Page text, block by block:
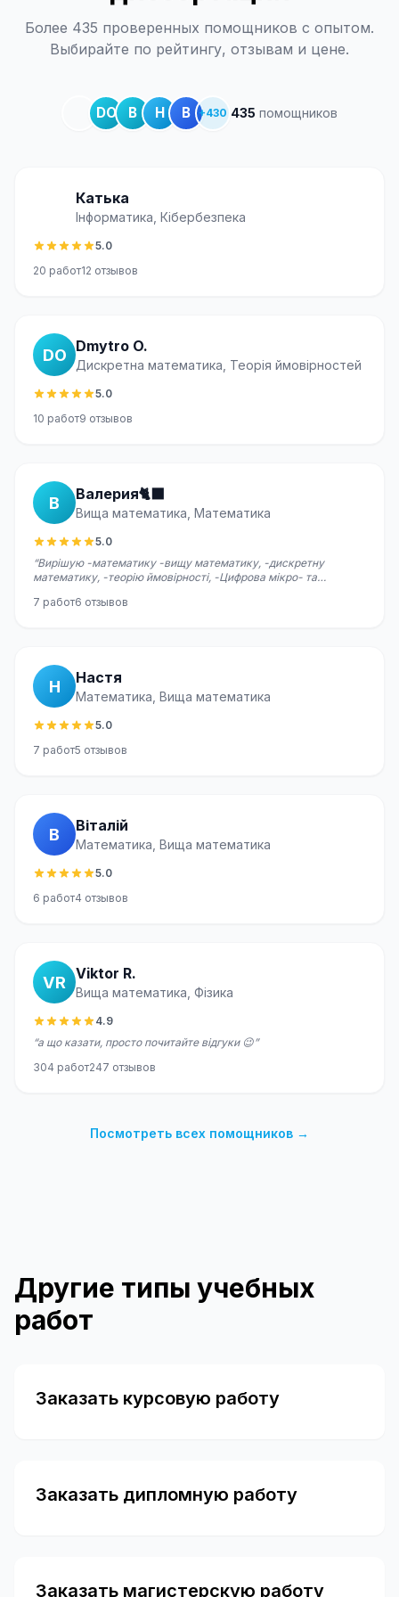
Более 435 проверенных помощников с опытом.
Выбирайте по рейтингу, отзывам и цене.
DO В Н В +430 435 помощников
Катька
Інформатика, Кібербезпека
5.0
20 работ12 отзывов
DO Dmytro O.
Дискретна математика, Теорія ймовірностей
5.0
10 работ9 отзывов
В Валерия🐈‍⬛
Вища математика, Математика
5.0
“Вирішую -математику -вищу математику, -дискретну
математику, -теорію ймовірності, -Цифрова мікро- та
7 работ6 отзывов
Н Настя
Математика, Вища математика
5.0
7 работ5 отзывов
В Віталій
Математика, Вища математика
5.0
6 работ4 отзывов
VR Viktor R.
Вища математика, Фізика
4.9
“а що казати, просто почитайте відгуки 😉”
304 работ247 отзывов
Посмотреть всех помощников →
Другие типы учебных
работ
Заказать курсовую работу
Заказать дипломную работу
Заказать магистерскую работу